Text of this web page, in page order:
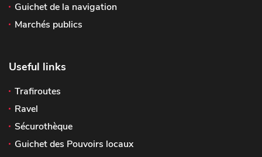
Guichet de la navigation
Marchés publics
Useful links
Trafiroutes
Ravel
Sécurothèque
Guichet des Pouvoirs locaux